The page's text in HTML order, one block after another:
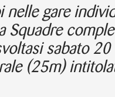
nelle gare
Squadre
sabato
(25m)